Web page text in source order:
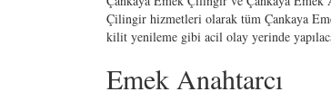
Çilingir hizmetleri olarak tüm Çankaya
kilit yenileme gibi acil olay yerinde
Emek Anahtarcı